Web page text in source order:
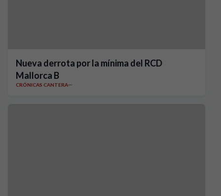
Nueva derrota por la mínima del RCD
Mallorca B
CRÓNICAS CANTERA